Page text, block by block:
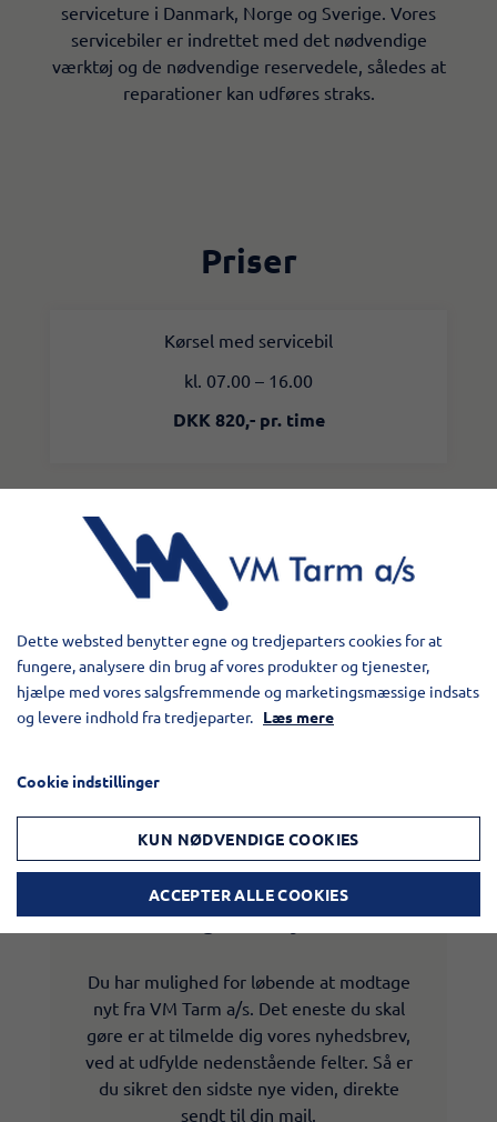
serviceture i Danmark, Norge og Sverige. Vores
servicebiler er indrettet med det nødvendige
værktøj og de nødvendige reservedele, således at
reparationer kan udføres straks.
Priser
Kørsel med servicebil
kl. 07.00 – 16.00
DKK 820,- pr. time​
kl. 16.00 – 07.00 samt lør-, søn-, og helligdage
DKK 1.030,- pr. time​
Tilmeld dig vores nyhedsmail
Du har mulighed for løbende at modtage
nyt fra VM Tarm a/s. Det eneste du skal
gøre er at tilmelde dig vores nyhedsbrev,
ved at udfylde nedenstående felter. Så er
du sikret den sidste nye viden, direkte
sendt til din mail.
Dette websted benytter egne og tredjeparters cookies for at
fungere, analysere din brug af vores produkter og tjenester,
hjælpe med vores salgsfremmende og marketingsmæssige indsats
og levere indhold fra tredjeparter. Læs mere
Cookie indstillinger
KUN NØDVENDIGE COOKIES
ACCEPTER ALLE COOKIES